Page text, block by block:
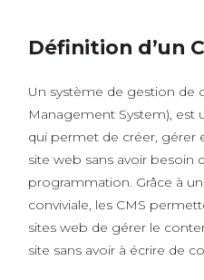
Définition d’un
Un système de gestion de
Management System), est
qui permet de créer, gérer
site web sans avoir besoin
programmation. Grâce à
conviviale, les CMS
sites web de gérer le
site sans avoir à écrire de